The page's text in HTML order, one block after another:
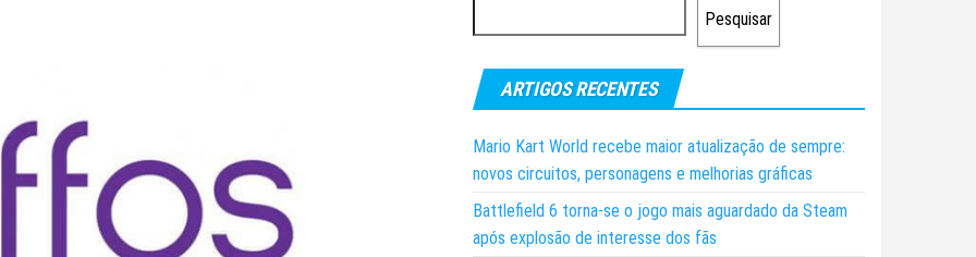
Pesquisar
ARTIGOS RECENTES
Mario Kart World recebe maior atualização de sempre:
novos circuitos, personagens e melhorias gráficas
Battlefield 6 torna-se o jogo mais aguardado da Steam
após explosão de interesse dos fãs